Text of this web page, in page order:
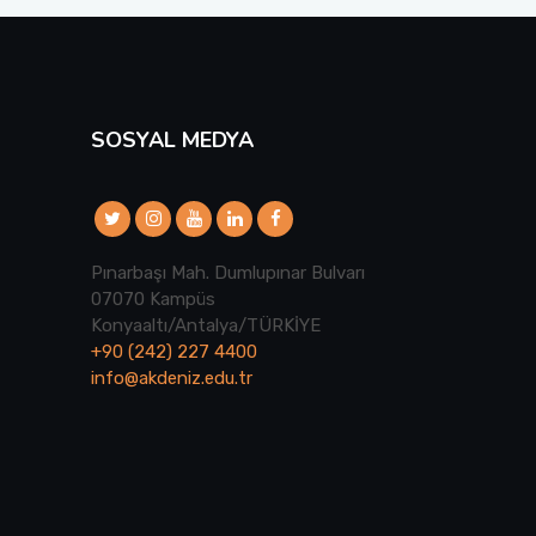
SOSYAL MEDYA
Pınarbaşı Mah. Dumlupınar Bulvarı
07070 Kampüs
Konyaaltı/Antalya/TÜRKİYE
+90 (242) 227 4400
info@akdeniz.edu.tr